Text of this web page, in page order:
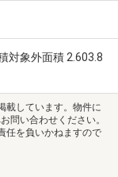
対象外面積 2.603.8
載しています。物件に
問い合わせください。
任を負いかねますので